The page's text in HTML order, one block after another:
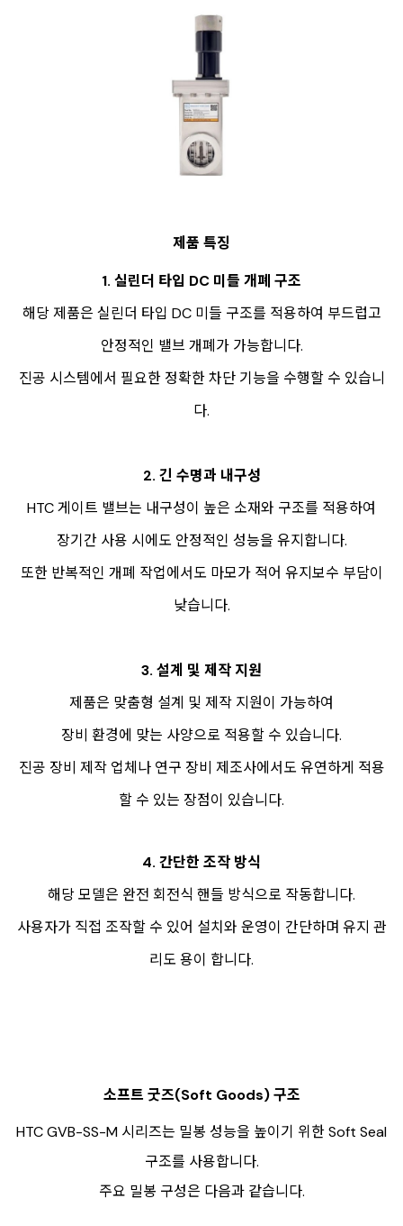
제품 특징
1. 실린더 타입 DC 미들 개폐 구조
해당 제품은 실린더 타입 DC 미들 구조를 적용하여 부드럽고
안정적인 밸브 개폐가 가능합니다.
진공 시스템에서 필요한 정확한 차단 기능을 수행할 수 있습니
다.
2. 긴 수명과 내구성
HTC 게이트 밸브는 내구성이 높은 소재와 구조를 적용하여
장기간 사용 시에도 안정적인 성능을 유지합니다.
또한 반복적인 개폐 작업에서도 마모가 적어 유지보수 부담이
낮습니다.
3. 설계 및 제작 지원
제품은 맞춤형 설계 및 제작 지원이 가능하여
장비 환경에 맞는 사양으로 적용할 수 있습니다.
진공 장비 제작 업체나 연구 장비 제조사에서도 유연하게 적용
할 수 있는 장점이 있습니다.
4. 간단한 조작 방식
해당 모델은 완전 회전식 핸들 방식으로 작동합니다.
사용자가 직접 조작할 수 있어 설치와 운영이 간단하며 유지 관
리도 용이 합니다.
소프트 굿즈(Soft Goods) 구조
HTC GVB-SS-M 시리즈는 밀봉 성능을 높이기 위한 Soft Seal
구조를 사용합니다.
주요 밀봉 구성은 다음과 같습니다.